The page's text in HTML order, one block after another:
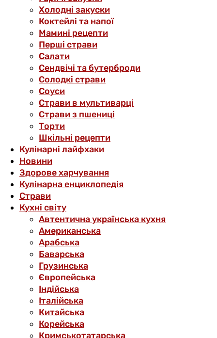
Холодні закуски
Коктейлі та напої
Мамині рецепти
Перші страви
Салати
Сендвічі та бутерброди
Солодкі страви
Соуси
Страви в мультиварці
Страви з пшениці
Торти
Шкільні рецепти
Кулінарні лайфхаки
Новини
Здорове харчування
Кулінарна енциклопедія
Страви
Кухні світу
Автентична українська кухня
Американська
Арабська
Баварська
Грузинська
Європейська
Індійська
Італійська
Китайська
Корейська
Кримськотатарська